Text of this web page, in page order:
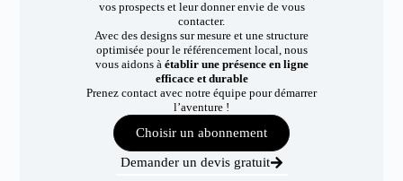
vos prospects et leur donner envie de vous
contacter.
Avec des designs sur mesure et une structure
optimisée pour le référencement local, nous
vous aidons à établir une présence en ligne
efficace et durable
Prenez contact avec notre équipe pour démarrer
l’aventure !
Choisir un abonnement
Demander un devis gratuit